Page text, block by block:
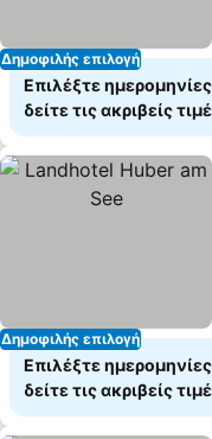
Δημοφιλής επιλογή
Επιλέξτε
δείτε τις ακριβείς
Δημοφιλής επιλογή
Επιλέξτε
δείτε τις ακριβείς